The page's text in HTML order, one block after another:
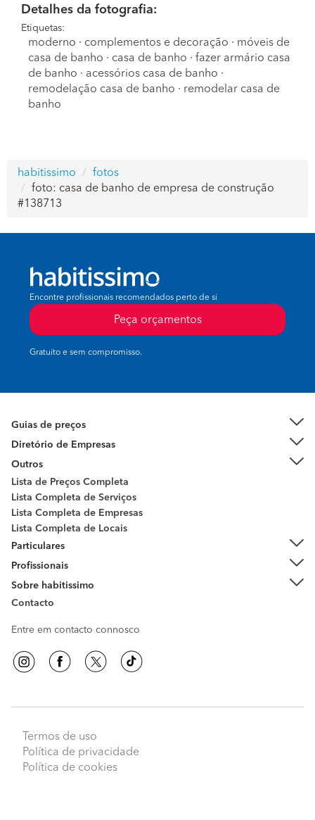
Detalhes da fotografia:
Etiquetas:
moderno · complementos e decoração · móveis de
casa de banho · casa de banho · fazer armário casa
de banho · acessórios casa de banho ·
remodelação casa de banho · remodelar casa de
banho
habitissimo
fotos
foto: casa de banho de empresa de construção
#138713
Peça orçamentos
Encontre profissionais recomendados perto de si
Peça orçamentos
Gratuito e sem compromisso.
Guias de preços
Diretório de Empresas
Outros
Lista de Preços Completa
Lista Completa de Serviços
Lista Completa de Empresas
Lista Completa de Locais
Particulares
Profissionais
Sobre habitissimo
Contacto
Entre em contacto connosco
Termos de uso
Política de privacidade
Política de cookies